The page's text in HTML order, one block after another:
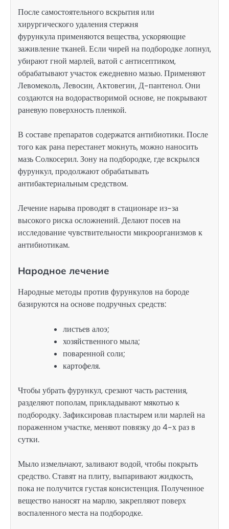
После самостоятельного вскрытия или
хирургического удаления стержня
фурункула применяются вещества, ускоряющие
заживление тканей. Если чирей на подбородке лопнул,
убирают гной марлей, ватой с антисептиком,
обрабатывают участок ежедневно мазью. Применяют
Левомеколь, Левосин, Актовегин, Д-пантенол. Они
создаются на водорастворимой основе, не покрывают
раневую поверхность пленкой.
В составе препаратов содержатся антибиотики. После
того как рана перестанет мокнуть, можно наносить
мазь Солкосерил. Зону на подбородке, где вскрылся
фурункул, продолжают обрабатывать
антибактериальным средством.
Лечение нарыва проводят в стационаре из-за
высокого риска осложнений. Делают посев на
исследование чувствительности микроорганизмов к
антибиотикам.
Народное лечение
Народные методы против фурункулов на бороде
базируются на основе подручных средств:
листьев алоэ;
хозяйственного мыла;
поваренной соли;
картофеля.
Чтобы убрать фурункул, срезают часть растения,
разделяют пополам, прикладывают мякотью к
подбородку. Зафиксировав пластырем или марлей на
пораженном участке, меняют повязку до 4-х раз в
сутки.
Мыло измельчают, заливают водой, чтобы покрыть
средство. Ставят на плиту, выпаривают жидкость,
пока не получится густая консистенция. Полученное
вещество наносят на марлю, закрепляют поверх
воспаленного места на подбородке.